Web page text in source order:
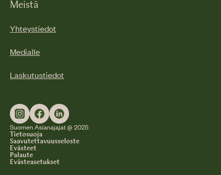
Meistä
Yhteystiedot
Medialle
Laskutustiedot
Suomen Asianajajat @ 2025
Tietosuoja
Saavutettavuusseloste
Evästeet
Palaute
Evästeasetukset